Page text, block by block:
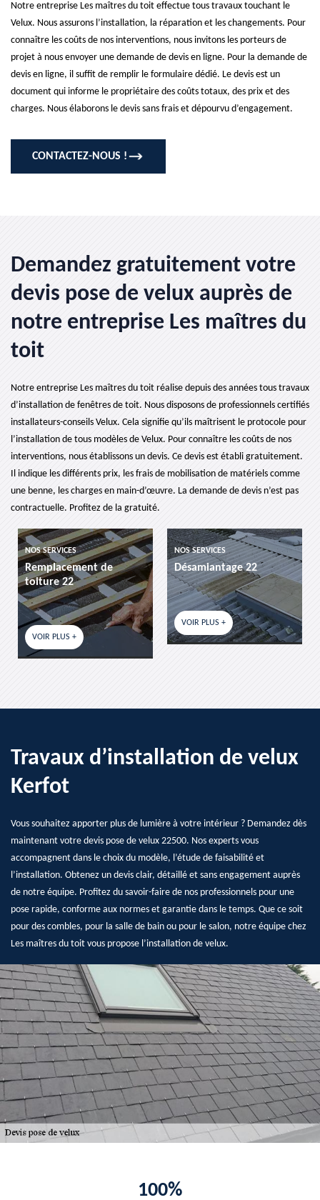
Notre entreprise Les maîtres du toit effectue tous travaux touchant le
Velux. Nous assurons l’installation, la réparation et les changements. Pour
connaître les coûts de nos interventions, nous invitons les porteurs de
projet à nous envoyer une demande de devis en ligne. Pour la demande de
devis en ligne, il suffit de remplir le formulaire dédié. Le devis est un
document qui informe le propriétaire des coûts totaux, des prix et des
charges. Nous élaborons le devis sans frais et dépourvu d’engagement.
CONTACTEZ-NOUS !
Demandez gratuitement votre
devis pose de velux auprès de
notre entreprise Les maîtres du
toit
Notre entreprise Les maîtres du toit réalise depuis des années tous travaux
d’installation de fenêtres de toit. Nous disposons de professionnels certifiés
installateurs-conseils Velux. Cela signifie qu’ils maîtrisent le protocole pour
l’installation de tous modèles de Velux. Pour connaître les coûts de nos
interventions, nous établissons un devis. Ce devis est établi gratuitement.
Il indique les différents prix, les frais de mobilisation de matériels comme
une benne, les charges en main-d’œuvre. La demande de devis n’est pas
contractuelle. Profitez de la gratuité.
de
22
PLUS +
NOS SERVICES
Désamiantage 22
VOIR PLUS +
NOS
VOIR
Travaux d’installation de velux
Kerfot
Vous souhaitez apporter plus de lumière à votre intérieur ? Demandez dès
maintenant votre devis pose de velux 22500. Nos experts vous
accompagnent dans le choix du modèle, l’étude de faisabilité et
l’installation. Obtenez un devis clair, détaillé et sans engagement auprès
de notre équipe. Profitez du savoir-faire de nos professionnels pour une
pose rapide, conforme aux normes et garantie dans le temps. Que ce soit
pour des combles, pour la salle de bain ou pour le salon, notre équipe chez
Les maîtres du toit vous propose l’installation de velux.
100%